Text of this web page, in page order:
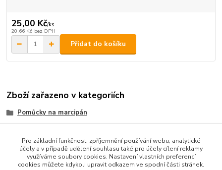
25,00 Kč/ks
20,66 Kč bez DPH
Přidat do košíku
Zboží zařazeno v kategoriích
Pomůcky na marcipán
Pro základní funkčnost, zpříjemnění používání webu, analytické
účely a v případě udělení souhlasu také pro účely cílení reklamy
využíváme soubory cookies. Nastavení vlastních preferencí
cookies můžete kdykoli upravit odkazem ve spodní části stránek.